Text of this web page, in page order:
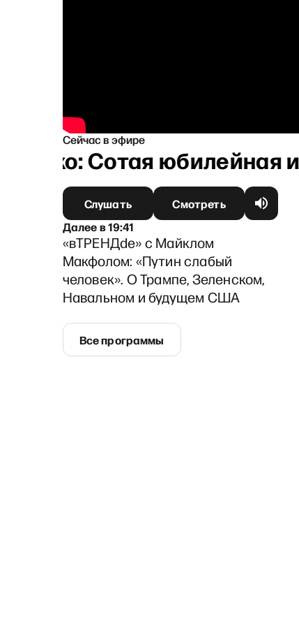
Сейчас в эфире
Сотая юбилейная
Слушать
Смотреть
Далеев19:41
«вТРЕНДde» с Майклом
Макфолом: «Путин слабый
человек». О Трампе, Зеленском,
Навальном и будущем США
Все программы